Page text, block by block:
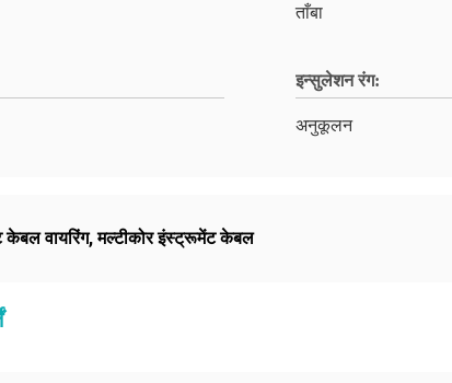
ताँबा
इन्सुलेशन रंग:
अनुकूलन
वायरिंग,मल्टीकोर इंस्ट्रूमेंट केबल